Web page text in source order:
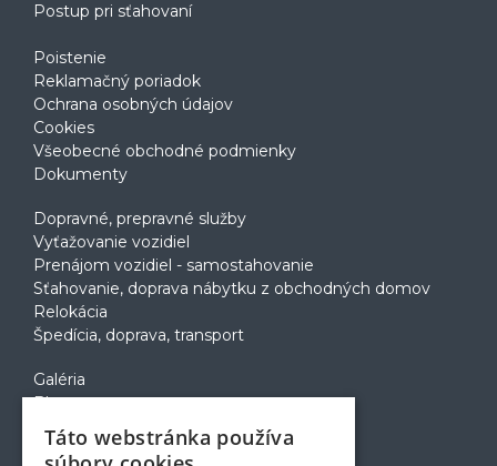
Postup pri sťahovaní
Poistenie
Reklamačný poriadok
Ochrana osobných údajov
Cookies
Všeobecné obchodné podmienky
Dokumenty
Dopravné, prepravné služby
Vyťažovanie vozidiel
Prenájom vozidiel - samostahovanie
Sťahovanie, doprava nábytku z obchodných domov
Relokácia
Špedícia, doprava, transport
Galéria
Blog
Voľné pozície
Zapožičanie krabíc
Táto webstránka používa